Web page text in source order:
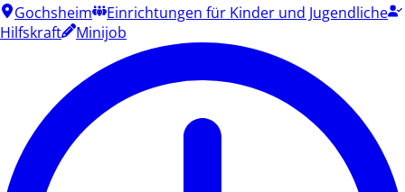
Gochsheim
Einrichtungen für Kinder und Jugendliche
Hilfskraft
Minijob